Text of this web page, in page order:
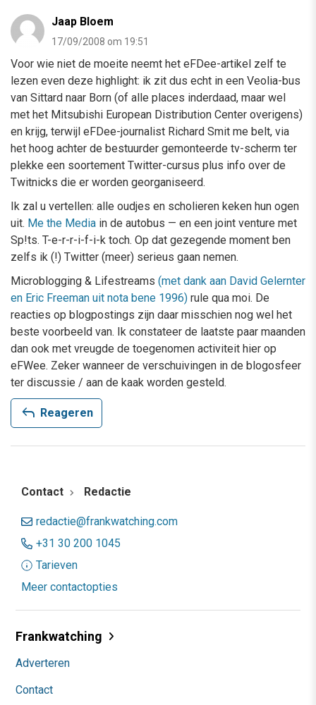
Jaap Bloem
17/09/2008 om 19:51
Voor wie niet de moeite neemt het eFDee-artikel zelf te
lezen even deze highlight: ik zit dus echt in een Veolia-bus
van Sittard naar Born (of alle places inderdaad, maar wel
met het Mitsubishi European Distribution Center overigens)
en krijg, terwijl eFDee-journalist Richard Smit me belt, via
het hoog achter de bestuurder gemonteerde tv-scherm ter
plekke een soortement Twitter-cursus plus info over de
Twitnicks die er worden georganiseerd.
Ik zal u vertellen: alle oudjes en scholieren keken hun ogen
uit. Me the Media in de autobus — en een joint venture met
Sp!ts. T-e-r-r-i-f-i-k toch. Op dat gezegende moment ben
zelfs ik (!) Twitter (meer) serieus gaan nemen.
Microblogging & Lifestreams (met dank aan David Gelernter
en Eric Freeman uit nota bene 1996) rule qua moi. De
reacties op blogpostings zijn daar misschien nog wel het
beste voorbeeld van. Ik constateer de laatste paar maanden
dan ook met vreugde de toegenomen activiteit hier op
eFWee. Zeker wanneer de verschuivingen in de blogosfeer
ter discussie / aan de kaak worden gesteld.
reply Reageren
Contact Redactie
redactie@frankwatching.com
+31 30 200 1045
Tarieven
Meer contactopties
Frankwatching
Adverteren
Contact